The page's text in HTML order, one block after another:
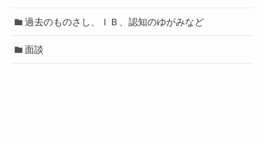
過去のものさし、ＩＢ、認知のゆがみなど
面談